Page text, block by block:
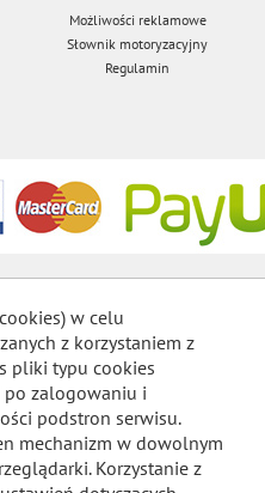
Możliwości reklamowe
Słownik motoryzacyjny
Regulamin
w celu
z korzystaniem z
pliki typu cookies
po zalogowaniu i
podstron serwisu.
mechanizm w dowolnym
Korzystanie z